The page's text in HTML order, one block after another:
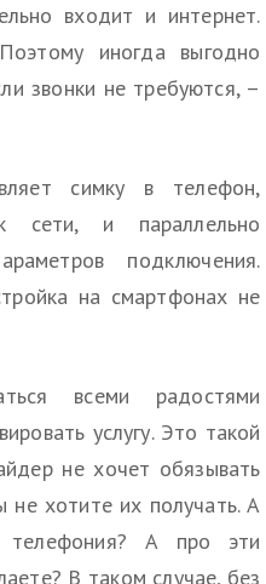
входит и интернет.
иногда выгодно
звонки не требуются, –
симку в телефон,
сети, и параллельно
подключения.
на смартфонах не
всеми радостями
услугу. Это такой
не хочет обязывать
не хотите их получать. А
телефония? А про эти
В таком случае, без